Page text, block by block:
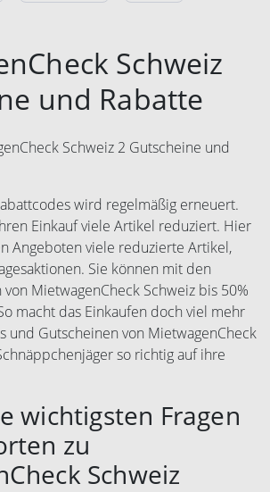
Nichtberechtigten genutzt werden,
werden von der Gesellschaft im
Buchungsprozess nicht akzeptiert.
Keine Anwendung auf
abgesagten Reisen besteht kein
der Übermittlung Ihrer
hier:
https://www.weg.de/gutschein/gut
scheinbedingungen. Weiterverkauf
Gutscheins sind nicht gestattet.
Gutscheine, die nach
Weiterverkauf oder
Vervielfältigung von
Nichtberechtigten genutzt werden,
werden von der Gesellschaft im
Buchungsprozess nicht akzeptiert.
Keine Anwendung auf
Stornierungsgebühren. Bei
abgesagten Reisen besteht kein
Schweiz
und Rabatte
Schweiz 2 Gutscheine und
wird regelmäßig erneuert.
Einkauf viele Artikel reduziert. Hier
Angeboten viele reduzierte Artikel,
Sie können mit den
MietwagenCheck Schweiz bis 50%
macht das Einkaufen doch viel mehr
und Gutscheinen von MietwagenCheck
so richtig auf ihre
wichtigsten Fragen
zu
Schweiz